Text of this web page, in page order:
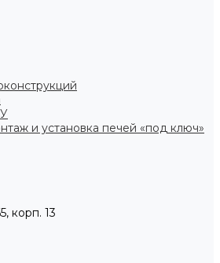
и установка печей «под ключ»
корп. 13